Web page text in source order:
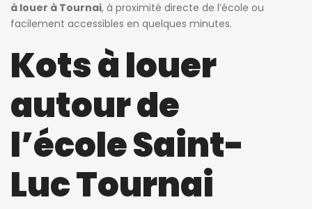
à louer à Tournai, à proximité directe de l’école ou
facilement accessibles en quelques minutes.
Kots à louer
autour de
l’école Saint-
Luc Tournai